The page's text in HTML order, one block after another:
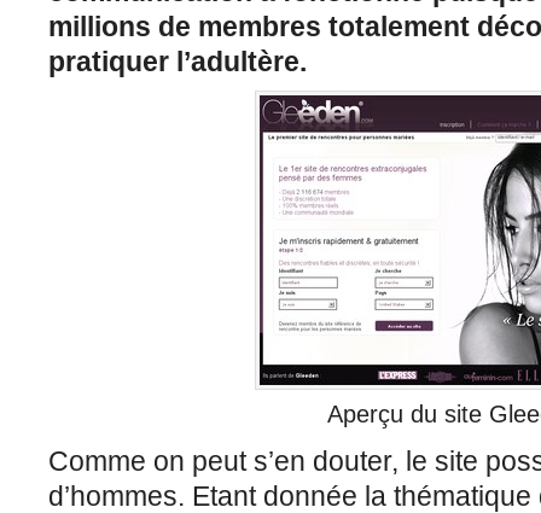
millions de membres totalement
pratiquer l’adultère.
Aperçu du site
Comme on peut s’en douter, le site
d’hommes. Etant donnée la